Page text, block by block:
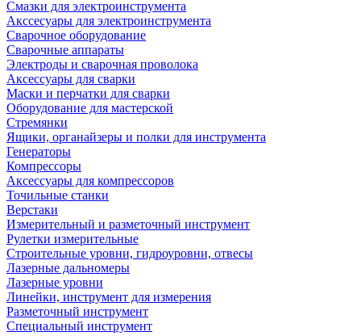
Смазки для электроинструмента
Акссесуары для электроинструмента
Сварочное оборудование
Сварочные аппараты
Электроды и сварочная проволока
Аксессуары для сварки
Маски и перчатки для сварки
Оборудование для мастерской
Стремянки
Ящики, органайзеры и полки для инструмента
Генераторы
Компрессоры
Аксессуары для компрессоров
Точильные станки
Верстаки
Измерительный и разметочный инструмент
Рулетки измерительные
Строительные уровни, гидроуровни, отвесы
Лазерные дальномеры
Лазерные уровни
Линейки, инструмент для измерения
Разметочный инструмент
Специальный инструмент